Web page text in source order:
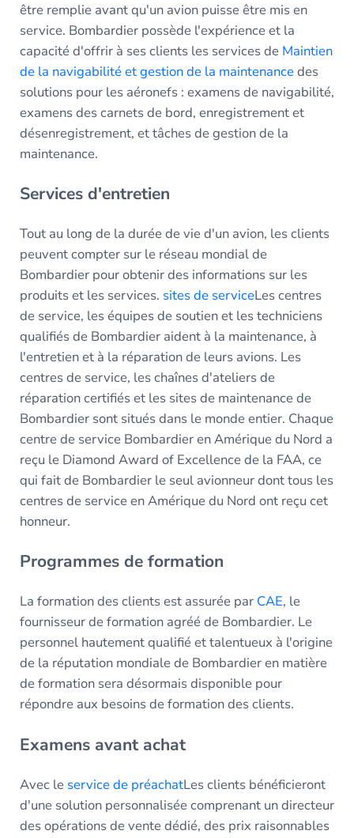
être remplie avant qu'un avion puisse être mis en
service. Bombardier possède l'expérience et la
capacité d'offrir à ses clients les services de Maintien
de la navigabilité et gestion de la maintenancedes
solutions pour les aéronefs : examens de navigabilité,
examens des carnets de bord, enregistrement et
désenregistrement, et tâches de gestion de la
maintenance.
Services d'entretien
Tout au long de la durée de vie d'un avion, les clients
peuvent compter sur le réseau mondial de
Bombardier pour obtenir des informations sur les
produits et les services. sites de serviceLes centres
de service, les équipes de soutien et les techniciens
qualifiés de Bombardier aident à la maintenance, à
l'entretien et à la réparation de leurs avions. Les
centres de service, les chaînes d'ateliers de
réparation certifiés et les sites de maintenance de
Bombardier sont situés dans le monde entier. Chaque
centre de service Bombardier en Amérique du Nord a
reçu le Diamond Award of Excellence de la FAA, ce
qui fait de Bombardier le seul avionneur dont tous les
centres de service en Amérique du Nord ont reçu cet
honneur.
Programmes de formation
La formation des clients est assurée par CAE, le
fournisseur de formation agréé de Bombardier. Le
personnel hautement qualifié et talentueux à l'origine
de la réputation mondiale de Bombardier en matière
de formation sera désormais disponible pour
répondre aux besoins de formation des clients.
Examens avant achat
Avec le service de préachatLes clients bénéficieront
d'une solution personnalisée comprenant un directeur
des opérations de vente dédié, des prix raisonnables